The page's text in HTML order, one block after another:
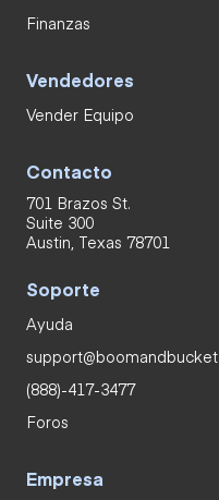
Finanzas
Vendedores
Vender Equipo
Contacto
701 Brazos St.
Suite 300
Austin, Texas 78701
Soporte
Ayuda
(888)-417-3477
Foros
Empresa